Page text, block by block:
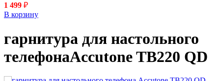
1 499 ₽
В корзину
гарнитура для настольного
телефонаAccutone TB220 QD